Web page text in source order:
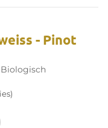
- Pinot
Biologisch